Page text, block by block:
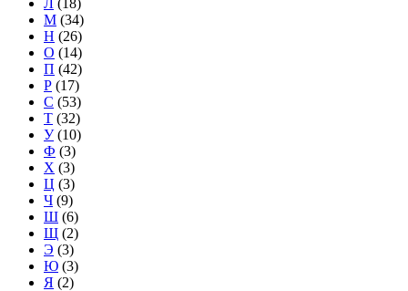
М (34)
Н (26)
О (14)
П (42)
Р (17)
С (53)
Т (32)
У(10)
Ф (3)
Х (3)
Ц (3)
Ч (9)
Ш (6)
Щ (2)
Э (3)
Ю (3)
Я (2)